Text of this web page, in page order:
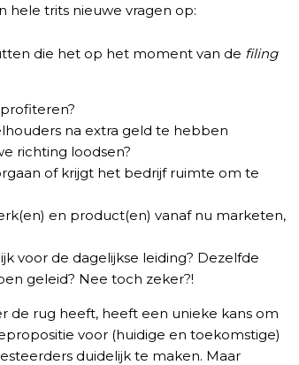
hele trits nieuwe vragen op:
die het op het moment van de filing
na extra geld te hebben
richting loodsen?
of krijgt het bedrijf ruimte om te
en product(en) vanaf nu marketen,
voor de dagelijkse leiding? Dezelfde
geleid? Nee toch zeker?!
de rug heeft, heeft een unieke kans om
voor (huidige en toekomstige)
duidelijk te maken. Maar